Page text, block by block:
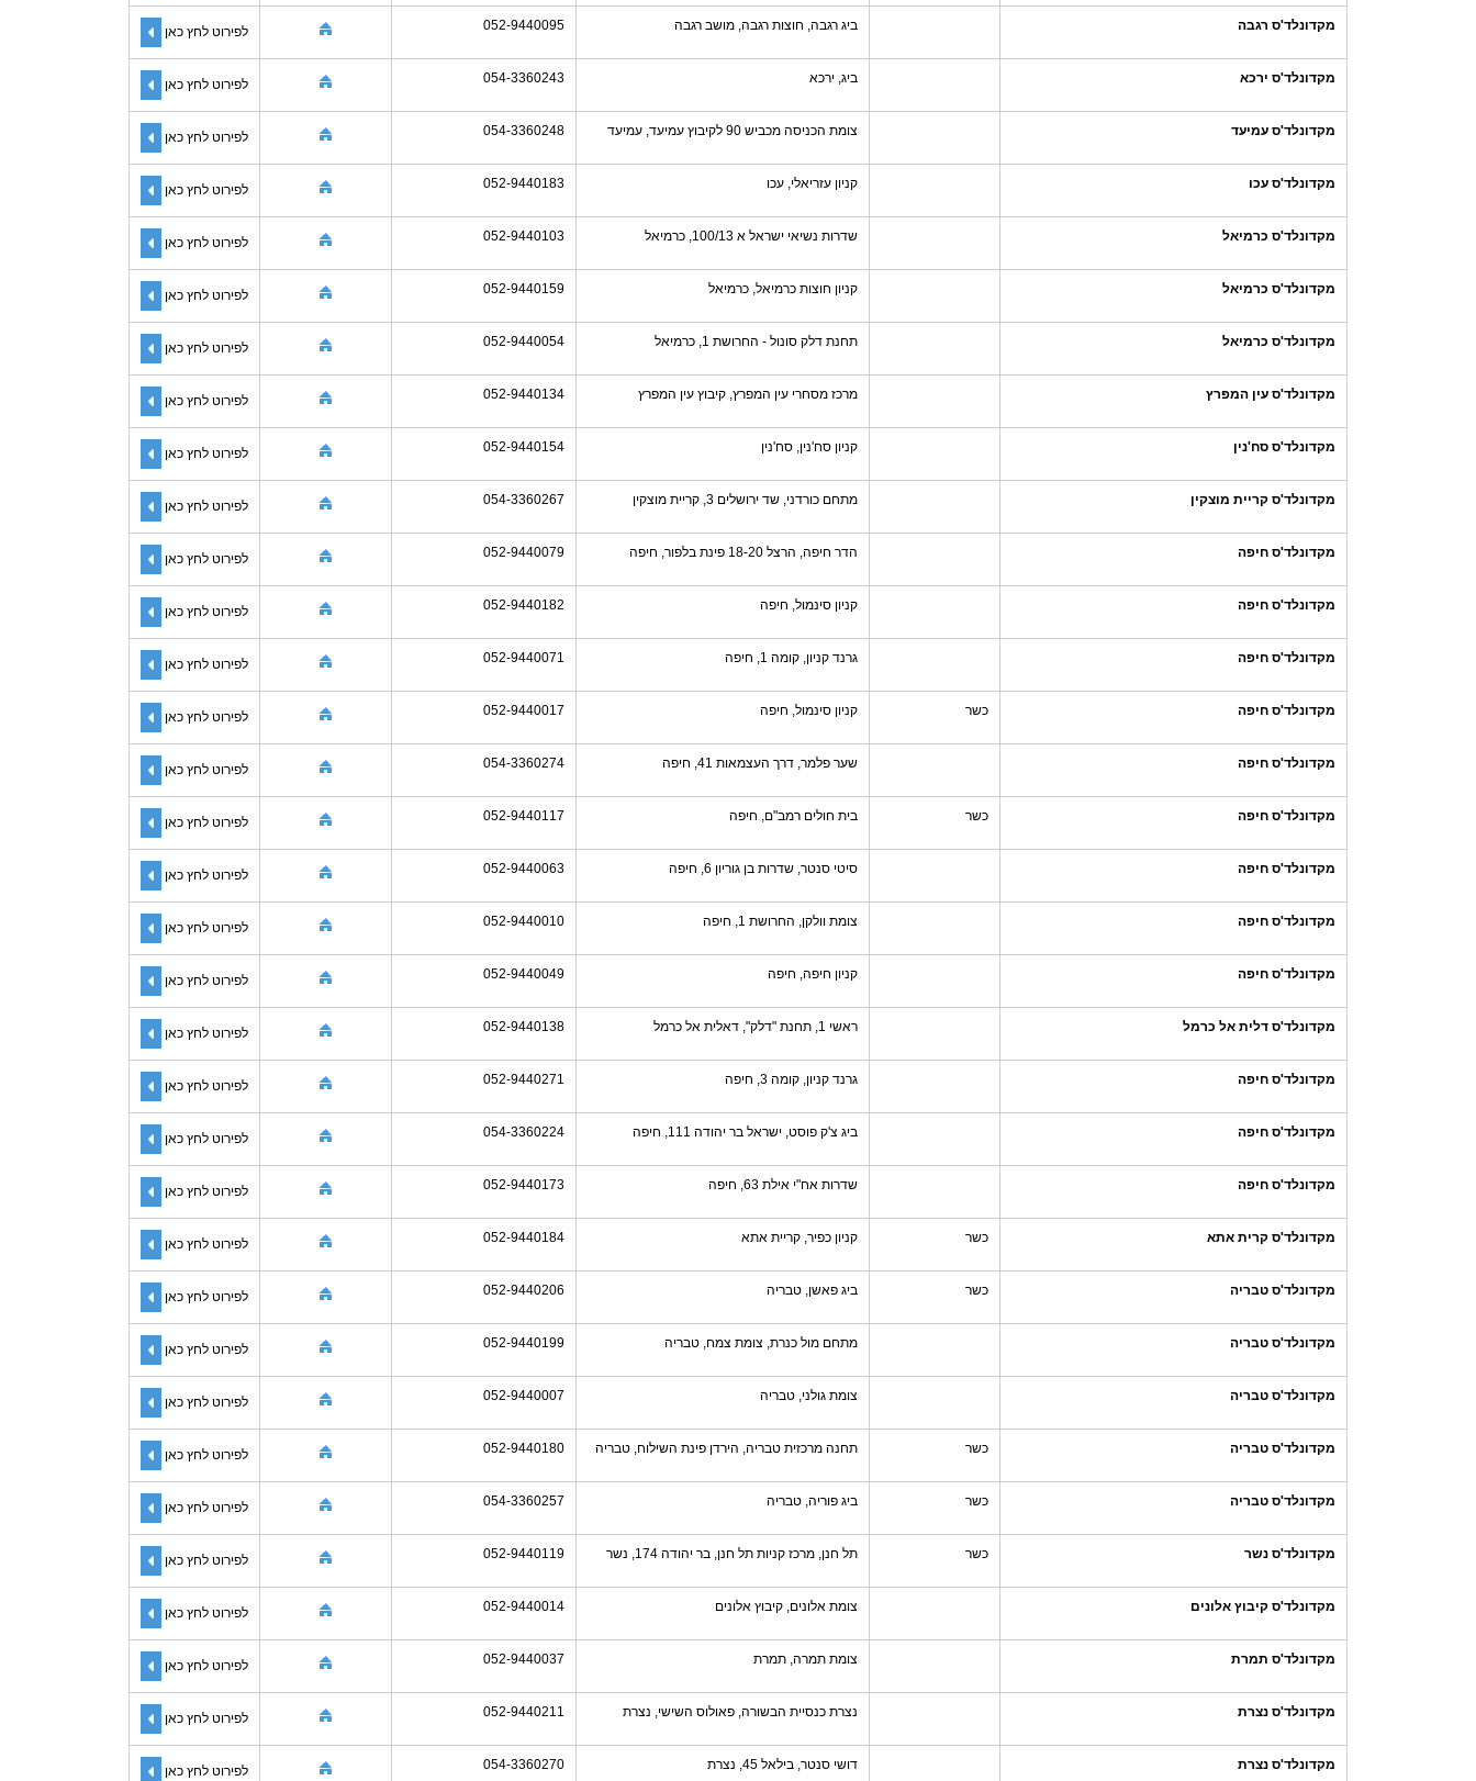
מקדונלד'ס רגבה ביג רגבה, חוצות רגבה, מושב רגבה 052-9440095 לפירוט לחץ כאן
מקדונלד'ס ירכא ביג, ירכא 054-3360243 לפירוט לחץ כאן
מקדונלד'ס עמיעד צומת הכניסה מכביש 90 לקיבוץ עמיעד, עמיעד 054-3360248 לפירוט לחץ כאן
מקדונלד'ס עכו קניון עזריאלי, עכו 052-9440183 לפירוט לחץ כאן
מקדונלד'ס כרמיאל שדרות נשיאי ישראל א 100/13, כרמיאל 052-9440103 לפירוט לחץ כאן
מקדונלד'ס כרמיאל קניון חוצות כרמיאל, כרמיאל 052-9440159 לפירוט לחץ כאן
מקדונלד'ס כרמיאל תחנת דלק סונול - החרושת 1, כרמיאל 052-9440054 לפירוט לחץ כאן
מקדונלד'ס עין המפרץ מרכז מסחרי עין המפרץ, קיבוץ עין המפרץ 052-9440134 לפירוט לחץ כאן
מקדונלד'ס סח'נין קניון סח'נין, סח'נין 052-9440154 לפירוט לחץ כאן
מקדונלד'ס קריית מוצקין מתחם כורדני, שד ירושלים 3, קריית מוצקין 054-3360267 לפירוט לחץ כאן
מקדונלד'ס חיפה הדר חיפה, הרצל 18-20 פינת בלפור, חיפה 052-9440079 לפירוט לחץ כאן
מקדונלד'ס חיפה קניון סינמול, חיפה 052-9440182 לפירוט לחץ כאן
מקדונלד'ס חיפה גרנד קניון, קומה 1, חיפה 052-9440071 לפירוט לחץ כאן
מקדונלד'ס חיפה כשר קניון סינמול, חיפה 052-9440017 לפירוט לחץ כאן
מקדונלד'ס חיפה שער פלמר, דרך העצמאות 41, חיפה 054-3360274 לפירוט לחץ כאן
מקדונלד'ס חיפה כשר בית חולים רמב"ם, חיפה 052-9440117 לפירוט לחץ כאן
מקדונלד'ס חיפה סיטי סנטר, שדרות בן גוריון 6, חיפה 052-9440063 לפירוט לחץ כאן
מקדונלד'ס חיפה צומת וולקן, החרושת 1, חיפה 052-9440010 לפירוט לחץ כאן
מקדונלד'ס חיפה קניון חיפה, חיפה 052-9440049 לפירוט לחץ כאן
מקדונלד'ס דלית אל כרמל ראשי 1, תחנת "דלק", דאלית אל כרמל 052-9440138 לפירוט לחץ כאן
מקדונלד'ס חיפה גרנד קניון, קומה 3, חיפה 052-9440271 לפירוט לחץ כאן
מקדונלד'ס חיפה ביג צ'ק פוסט, ישראל בר יהודה 111, חיפה 054-3360224 לפירוט לחץ כאן
מקדונלד'ס חיפה שדרות אח"י אילת 63, חיפה 052-9440173 לפירוט לחץ כאן
מקדונלד'ס קרית אתא כשר קניון כפיר, קריית אתא 052-9440184 לפירוט לחץ כאן
מקדונלד'ס טבריה כשר ביג פאשן, טבריה 052-9440206 לפירוט לחץ כאן
מקדונלד'ס טבריה מתחם מול כנרת, צומת צמח, טבריה 052-9440199 לפירוט לחץ כאן
מקדונלד'ס טבריה צומת גולני, טבריה 052-9440007 לפירוט לחץ כאן
מקדונלד'ס טבריה כשר תחנה מרכזית טבריה, הירדן פינת השילוח, טבריה 052-9440180 לפירוט לחץ כאן
מקדונלד'ס טבריה כשר ביג פוריה, טבריה 054-3360257 לפירוט לחץ כאן
מקדונלד'ס נשר כשר תל חנן, מרכז קניות תל חנן, בר יהודה 174, נשר 052-9440119 לפירוט לחץ כאן
מקדונלד'ס קיבוץ אלונים צומת אלונים, קיבוץ אלונים 052-9440014 לפירוט לחץ כאן
מקדונלד'ס תמרת צומת תמרה, תמרת 052-9440037 לפירוט לחץ כאן
מקדונלד'ס נצרת נצרת כנסיית הבשורה, פאולוס השישי, נצרת 052-9440211 לפירוט לחץ כאן
מקדונלד'ס נצרת דושי סנטר, בילאל 45, נצרת 054-3360270 לפירוט לחץ כאן